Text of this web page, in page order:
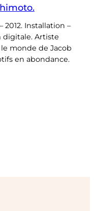
2012. Installation –
digitale. Artiste
monde de Jacob
en abondance.